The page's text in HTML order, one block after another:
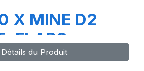
X MINE D2
Détails du Produit